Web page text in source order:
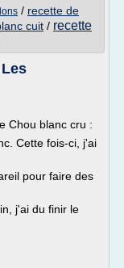
/ recette de
cuit / recette
Chou blanc cru :
Cette fois-ci, j'ai
pour faire des
j'ai du finir le